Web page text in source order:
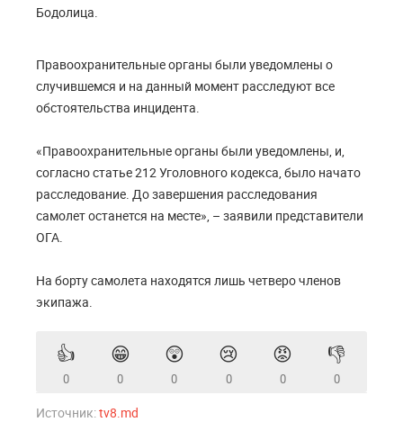
Бодолица.
Правоохранительные органы были уведомлены о
случившемся и на данный момент расследуют все
обстоятельства инцидента.
«Правоохранительные органы были уведомлены, и,
согласно статье 212 Уголовного кодекса, было начато
расследование. До завершения расследования
самолет останется на месте», – заявили представители
ОГА.
На борту самолета находятся лишь четверо членов
экипажа.
👍
0
😁
0
😲
0
😢
0
😡
0
👎
0
Источник:tv8.md